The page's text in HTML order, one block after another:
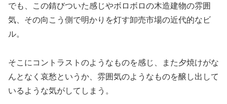
でも、この錆びついた感じやボロボロの木造建物の雰囲
気、その向こう側で明かりを灯す卸売市場の近代的なビ
ル。
そこにコントラストのようなものを感じ、また夕焼けがな
んとなく哀愁というか、雰囲気のようなものを醸し出して
いるような気がしてしまう。